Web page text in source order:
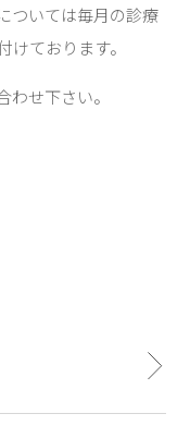
ついては毎月の診療
けております。
せ下さい。